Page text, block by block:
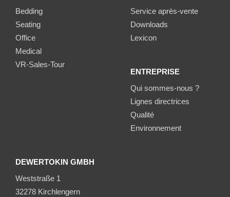
Bedding
Seating
Office
Medical
VR-Sales-Tour
Service après-vente
Downloads
Lexicon
ENTREPRISE
Qui sommes-nous ?
Lignes directrices
Qualité
Environnement
DEWERTOKIN GMBH
Weststraße 1
32278 Kirchlengern